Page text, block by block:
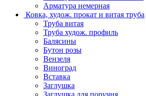
Арматура немерная
Ковка, худож. прокат и витая труба
Труба витая
Труба худож. профиль
Балясины
Бутон розы
Вензеля
Виноград
Вставка
Заглушка